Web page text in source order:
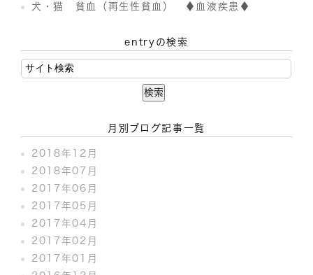
犬・猫 貧血（再生性貧血） ♦血液疾患♦
entryの検索
月別ブログ記事一覧
2018年12月
2018年07月
2017年06月
2017年05月
2017年04月
2017年02月
2017年01月